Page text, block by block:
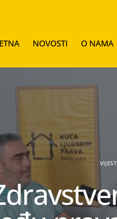
NOVOSTI O NAMA